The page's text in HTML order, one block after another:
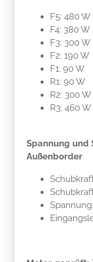
F5: 480 W
F4: 380 W
F3: 300 W
F2: 190 W
F1: 90 W
R1: 90 W
R2: 300 W
R3: 460 W
Spannung und
Außenborder